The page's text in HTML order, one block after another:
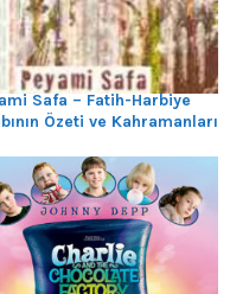
Safa – Fatih-Harbiye
Özeti ve Kahramanları